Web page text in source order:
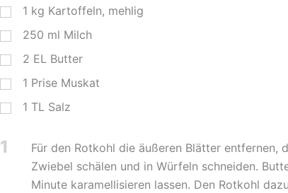
1 kg Kartoffeln, mehlig
250 ml Milch
2 EL Butter
1 Prise Muskat
1 TL Salz
1
Für den Rotkohl die äußeren Blätter entfernen,
Zwiebel schälen und in Würfeln schneiden.
Minute karamellisieren lassen. Den Rotkohl